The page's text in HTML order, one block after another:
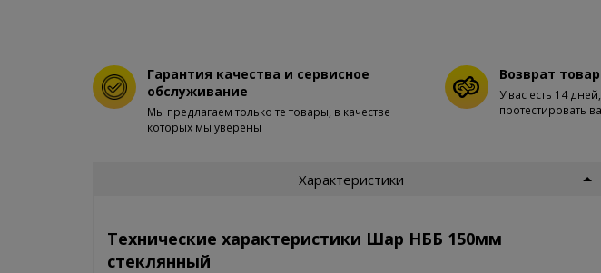
Гарантия качества и сервисное
обслуживание
Мы предлагаем только те товары, в качестве
которых мы уверены
Возврат
У вас есть 14
протестировать
Характеристики
Технические характеристики Шар НББ 150мм
стеклянный